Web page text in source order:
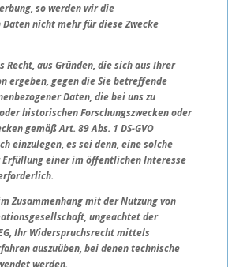
so werden wir die
Daten nicht mehr für diese Zwecke
Recht, aus Gründen, die sich aus Ihrer
ergeben, gegen die Sie betreffende
Daten, die bei uns zu
historischen Forschungszwecken oder
gemäß Art. 89 Abs. 1 DS-GVO
einzulegen, es sei denn, eine solche
einer im öffentlichen Interesse
Zusammenhang mit der Nutzung von
ungeachtet der
Ihr Widerspruchsrecht mittels
auszuüben, bei denen technische
werden.